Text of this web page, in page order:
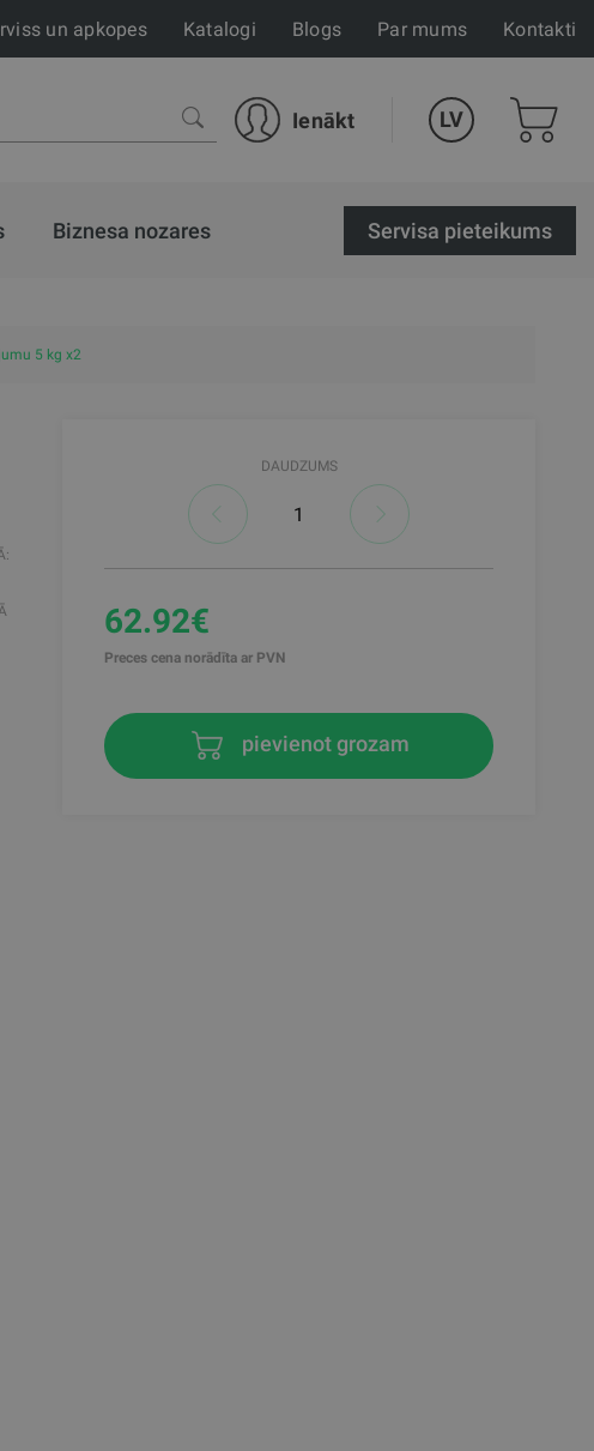
un apkopes Katalogi Blogs Par mums Kontakti
Ienākt LV
Biznesa nozares Servisa pieteikums
5 kg x2
DAUDZUMS
62.92€
Preces cena norādīta ar PVN
pievienot grozam